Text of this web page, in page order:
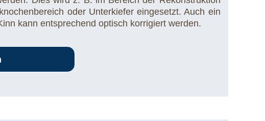
oder Unterkiefer eingesetzt. Auch ein
kann entsprechend optisch korrigiert werden.